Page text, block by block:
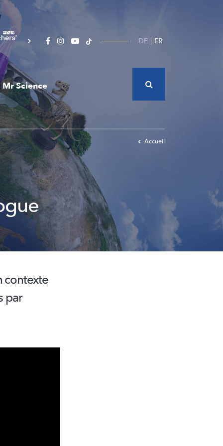
DE FR
Mr Science
Accueil
contexte
par